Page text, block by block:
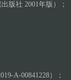
版社 2001年版）；
A-00841228）；